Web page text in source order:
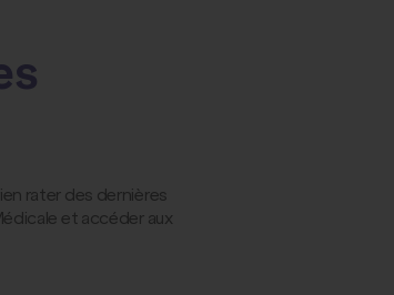
rater des dernières
et accéder aux